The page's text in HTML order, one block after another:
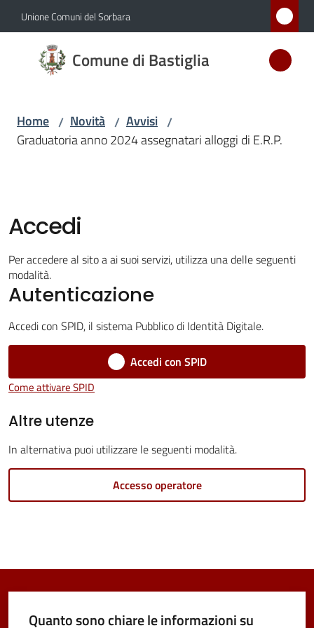
Vai al contenuto
Vai alla navigazione
Vai al footer
Unione Comuni del Sorbara
Comune di Bastiglia
Comune
di
Servizi
Vivere
Bastiglia
Tutti
argomenti...
su
Home / Novità / Avvisi /
Graduatoria anno 2024 assegnatari alloggi di E.R.P.
Accedi
Per accedere al sito a ai suoi servizi, utilizza una delle seguenti
modalità.
Autenticazione
Accedi con SPID, il sistema Pubblico di Identità Digitale.
Accedi con SPID
Come attivare SPID
Altre utenze
In alternativa puoi utilizzare le seguenti modalità.
Accesso operatore
Quanto sono chiare le informazioni su